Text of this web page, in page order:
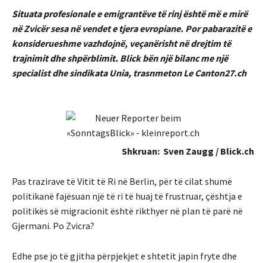
Situata profesionale e emigrantëve të rinj është më e mirë
në Zvicër sesa në vendet e tjera evropiane. Por pabarazitë e
konsiderueshme vazhdojnë, veçanërisht në drejtim të
trajnimit dhe shpërblimit. Blick bën një bilanc me një
specialist dhe sindikata Unia, trasnmeton Le Canton27.ch
Shkruan: Sven Zaugg / Blick.ch
Pas trazirave të Vitit të Ri në Berlin, për të cilat shumë
politikanë fajësuan një të ri të huaj të frustruar, çështja e
politikës së migracionit është rikthyer në plan të parë në
Gjermani. Po Zvicra?
Edhe pse jo të gjitha përpjekjet e shtetit japin fryte dhe